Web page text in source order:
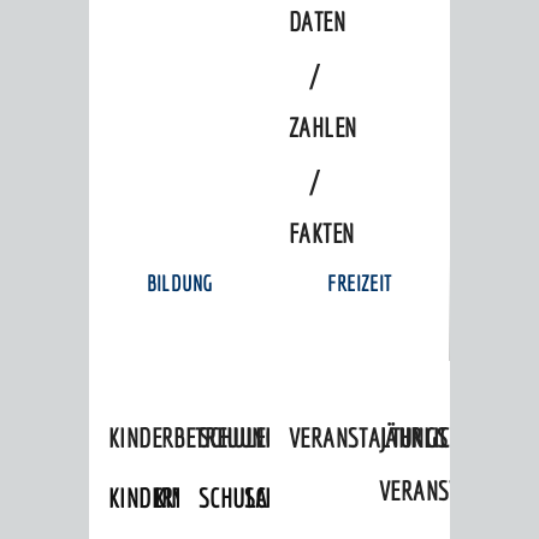
DATEN
/
ZAHLEN
/
FAKTEN
BILDUNG
KINDERBETREUUNG
KINDERTAGESPFLEGE
KINDERKRIPPEN
SCHULEN
SCHULARTEN
SCHULVERWALTUNG
FREIZEIT
VERANSTALTUNGSKALENDER
JÄHRLICHE